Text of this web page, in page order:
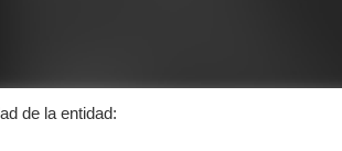
de la entidad: